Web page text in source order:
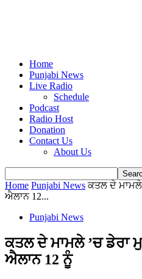
Home
Punjabi News
Live Radio
Schedule
Podcast
Radio Host
Donation
Contact Us
About Us
Home Punjabi News ਕਤਲ ਦੇ ਮਾਮਲੇ
ਐਲਾਨ 12...
Punjabi News
ਕਤਲ ਦੇ ਮਾਮਲੇ ’ਚ ਡੇਰਾ
ਐਲਾਨ 12 ਨੂੰ